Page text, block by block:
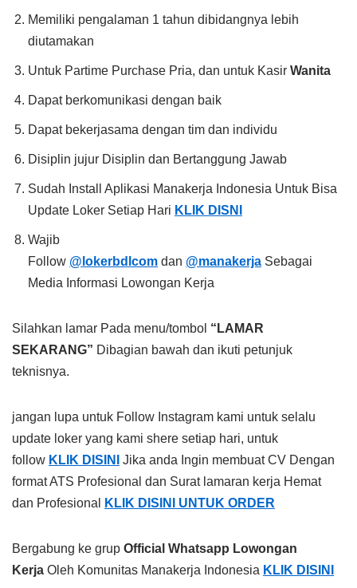
Memiliki pengalaman 1 tahun dibidangnya lebih
diutamakan
Untuk Partime Purchase Pria, dan untuk Kasir Wanita
Dapat berkomunikasi dengan baik
Dapat bekerjasama dengan tim dan individu
Disiplin jujur Disiplin dan Bertanggung Jawab
Sudah Install Aplikasi Manakerja Indonesia Untuk Bisa
Update Loker Setiap Hari KLIK DISNI
Wajib
Follow @lokerbdlcom dan @manakerja Sebagai
Media Informasi Lowongan Kerja
Silahkan lamar Pada menu/tombol “LAMAR
SEKARANG” Dibagian bawah dan ikuti petunjuk
teknisnya.
jangan lupa untuk Follow Instagram kami untuk selalu
update loker yang kami shere setiap hari, untuk
follow KLIK DISINI
Jika anda Ingin membuat CV Dengan
format ATS Profesional dan Surat lamaran kerja Hemat
dan Profesional
KLIK DISINI UNTUK ORDER
Bergabung ke grup Official Whatsapp Lowongan
Kerja Oleh Komunitas Manakerja Indonesia KLIK DISINI